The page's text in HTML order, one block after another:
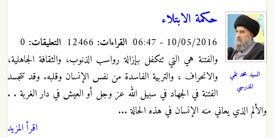
السيد محمد تقي
المدرسي
حكمة الابتلاء
10/05/2016 - 06:47 القراءات: التعليقات:
والفتنة هي التي تتكفل بإزالة رواسب الذنوب، والثقافة الجاهلية،
والانحراف ، والتربية الفاسدة من نفس الإنسان وقلبه. وقد تتجسد
الفتنة في الجهاد في سبيل الله عز وجل أو العيش في دار الغربة . .
والألم الذي يعاني منه الإنسان في هذه الحالة ...
اقرأ المزيد